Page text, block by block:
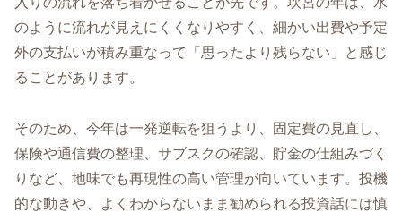
のように流れが見えにくくなりやすく、細かい出費や予定
外の支払いが積み重なって「思ったより残らない」と感じ
ることがあります。
そのため、今年は一発逆転を狙うより、固定費の見直し、
保険や通信費の整理、サブスクの確認、貯金の仕組みづく
りなど、地味でも再現性の高い管理が向いています。投機
的な動きや、よくわからないまま勧められる投資話には慎